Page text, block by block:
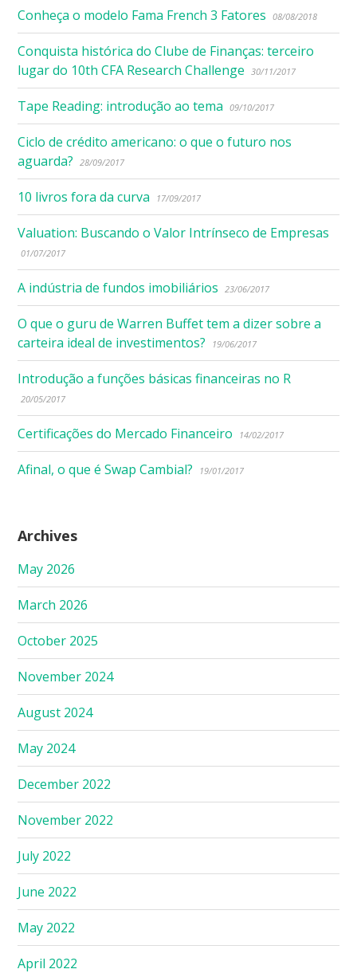
Conheça o modelo Fama French 3 Fatores 08/08/2018
Conquista histórica do Clube de Finanças: terceiro
lugar do 10th CFA Research Challenge
30/11/2017
Tape Reading: introdução ao tema 09/10/2017
Ciclo de crédito americano: o que o futuro nos
aguarda?
28/09/2017
10 livros fora da curva 17/09/2017
Valuation: Buscando o Valor Intrínseco de Empresas
01/07/2017
A indústria de fundos imobiliários 23/06/2017
O que o guru de Warren Buffet tem a dizer sobre a
carteira ideal de investimentos?
19/06/2017
Introdução a funções básicas financeiras no R
20/05/2017
Certificações do Mercado Financeiro 14/02/2017
Afinal, o que é Swap Cambial? 19/01/2017
Archives
May 2026
March 2026
October 2025
November 2024
August 2024
May 2024
December 2022
November 2022
July 2022
June 2022
May 2022
April 2022